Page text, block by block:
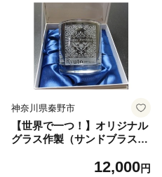
神奈川県秦野市
【世界で一つ！】オリジナル
グラス作製（サンドブラスト
サンドブラスト 名入れ グラ
12,000円